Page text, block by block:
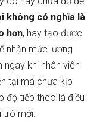
không có nghĩa là
hơn, hay tạo được
nhận mức lương
khi nhân viên
tại mà chưa kịp
độ tiếp theo là điều
trò mới.